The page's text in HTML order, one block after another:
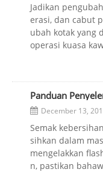
Jadikan
erasi, dan cabut
ubah kotak yang
operasi kuasa
Panduan
December 13,
Semak
sihkan dalam
mengelakkan
n, pastikan